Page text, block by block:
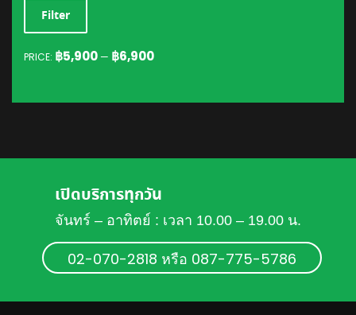
MIN
PRICE
MAX
PRICE
Filter
PRICE: ฿5,900 — ฿6,900
เปิดบริการทุกวัน
จันทร์ – อาทิตย์ : เวลา 10.00 – 19.00 น.
02-070-2818 หรือ 087-775-5786